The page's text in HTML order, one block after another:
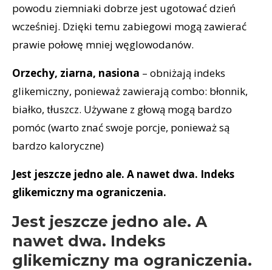
powodu ziemniaki dobrze jest ugotować dzień
wcześniej. Dzięki temu zabiegowi mogą zawierać
prawie połowę mniej węglowodanów.
Orzechy, ziarna, nasiona – obniżają indeks
glikemiczny, ponieważ zawierają combo: błonnik,
białko, tłuszcz. Używane z głową mogą bardzo
pomóc (warto znać swoje porcje, ponieważ są
bardzo kaloryczne)
Jest jeszcze jedno ale. A nawet dwa. Indeks
glikemiczny ma ograniczenia.
Jest jeszcze jedno ale. A
nawet dwa. Indeks
glikemiczny ma ograniczenia.